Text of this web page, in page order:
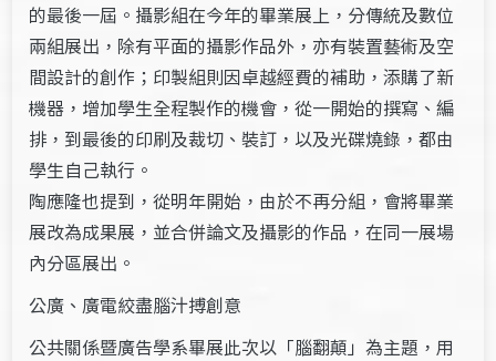
的最後一屆。攝影組在今年的畢業展上，分傳統及數位
兩組展出，除有平面的攝影作品外，亦有裝置藝術及空
間設計的創作；印製組則因卓越經費的補助，添購了新
機器，增加學生全程製作的機會，從一開始的撰寫、編
排，到最後的印刷及裁切、裝訂，以及光碟燒錄，都由
學生自己執行。
陶應隆也提到，從明年開始，由於不再分組，會將畢業
展改為成果展，並合併論文及攝影的作品，在同一展場
內分區展出。
公廣、廣電絞盡腦汁搏創意
公共關係暨廣告學系畢展此次以「腦翻顛」為主題，用